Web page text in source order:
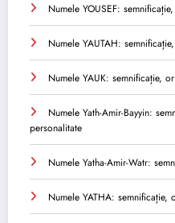
Numele YOUSEF:
Numele YAUTAH:
Numele YAUK: semnificație,
Numele Yath-Amir-Bayyin:
personalitate
Numele Yatha-Amir-Watr:
Numele YATHA: